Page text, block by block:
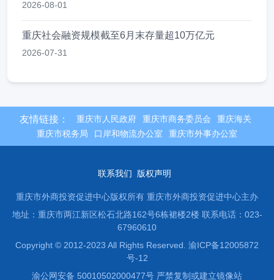
2026-08-01
重庆社会融资规模截至6月末存量超10万亿元
2026-07-31
友情链接： 重庆市人民政府 重庆市商务委员会
重庆海关
重庆市税务局
口岸和物流办公室 重庆市外事办公室
联系我们 版权声明
重庆市外商投资促进中心版权所有 重庆市外商投资促进中心主办
地址：重庆市两江新区松石北路162号6栋裙楼2楼 联系电话：023-
67960610
Copyright © 2012-2023 All Rights Reserved. 渝ICP备12005872
号-12
渝公网安备 50010502000477号 严禁复制或建立镜像站